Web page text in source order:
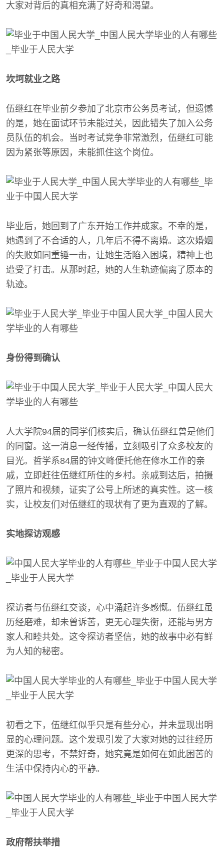
大家对背后的真相充满了好奇和渴望。
坎坷就业之路
伍继红在毕业前夕参加了北京市公务员考试，但遗憾
的是，她在面试环节未能过关，因此错失了加入公务
员队伍的机会。当时考试竞争非常激烈，伍继红可能
因为紧张等原因，未能抓住这个岗位。
毕业后，她回到了广东开始工作并成家。不幸的是，
她遇到了不合适的人，几年后不得不离婚。这次婚姻
的失败如同重锤一击，让她生活陷入困境，精神上也
遭受了打击。从那时起，她的人生轨迹偏离了原本的
轨迹。
身份得到确认
人大学院94届的同学们核实后，确认伍继红曾是他们
的同窗。这一消息一经传播，立刻吸引了众多校友的
目光。哲学系84届的钟文峰便托他在修水工作的亲
戚，立即赶往伍继红所住的乡村。亲戚到达后，拍摄
了照片和视频，证实了公号上所述的真实性。这一核
实，让校友们对伍继红的现状有了更为直观的了解。
实地探访观感
探访者与伍继红交谈，心中涌起许多感慨。伍继红虽
历经磨难，却未曾诉苦，更无心理失衡，还能与男方
家人和睦共处。这令探访者坚信，她的故事中必有鲜
为人知的秘密。
初看之下，伍继红似乎只是有些分心，并未显现出明
显的心理问题。这个发现引发了大家对她的过往经历
更深的思考，不禁好奇，她究竟是如何在如此困苦的
生活中保持内心的平静。
政府帮扶举措